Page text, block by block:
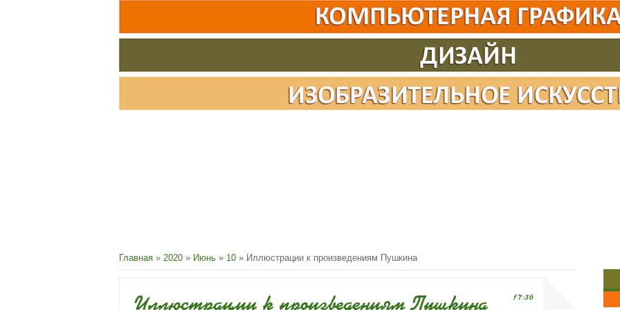
Главная » 2020 » Июнь » 10 » Иллюстрации к произведениям Пушкина
17:36
Иллюстрации к произведениям Пушкина